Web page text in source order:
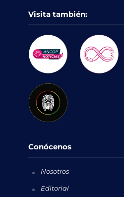
Visita también:
Conócenos
Nosotros
Editorial